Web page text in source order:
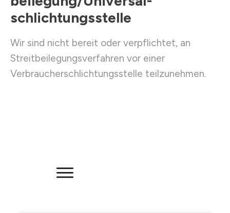
Schlichtungs­stelle
Wir sind nicht bereit oder verpflichtet, an
Streitbeilegungsverfahren vor einer
Verbraucherschlichtungsstelle teilzunehmen.